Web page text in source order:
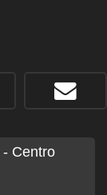
- Centro